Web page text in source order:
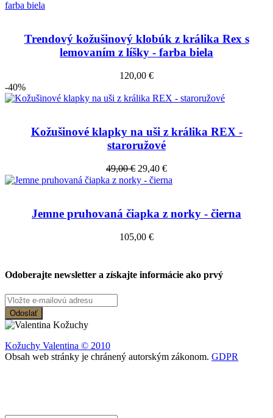
Trendový kožušinový klobúk z králika Rex s
lemovaním z líšky - farba biela
120,00 €
-40%
Kožušinové klapky na uši z králika REX -
staroružové
49,00 € 29,40 €
Jemne pruhovaná čiapka z norky - čierna
105,00 €
Odoberajte newsletter a získajte informácie ako prvý
Odoslať
Kožuchy Valentina © 2010
Obsah web stránky je chránený autorským zákonom. GDPR